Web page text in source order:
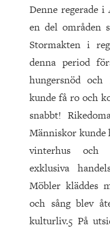
Denne regerade i
en del områden
Stormakten i
denna period
hungersnöd
kunde få ro och
snabbt!
Människor kunde
vinterhus och
exklusiva
Möbler kläddes
och sång blev
kulturliv.5 På